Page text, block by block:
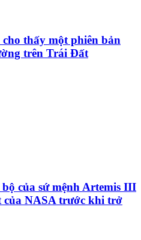
thấy một phiên bản
trên Trái Đất
của sứ mệnh Artemis III
của NASA trước khi trở